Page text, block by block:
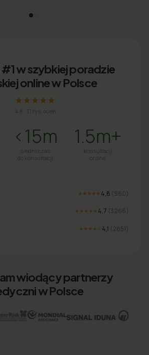
#1 w szybkiej poradzie
online w Polsce
★★★★★
4.8 31 tys. ocen
<15m
średni czas
do konsultacji
1.5m+
konsultacji
online
★★★★★ 4,8 (960
★★★★★ 4,7 (3266
★★★★ 4,1 (2851
wiodący partnerzy
w Polsce